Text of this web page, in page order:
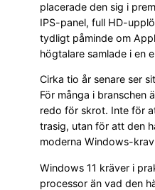
placerade den sig i
IPS-panel, full HD-
tydligt påminde om
högtalare samlade i en
Cirka tio år senare ser
För många i branschen
redo för skrot. Inte för
trasig, utan för att den
moderna Windows-
Windows 11 kräver i
processor än vad den